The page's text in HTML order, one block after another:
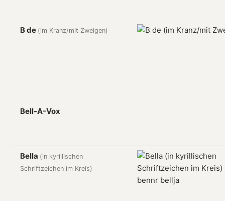
B de (im Kranz/mit Zweigen)
Bell-A-Vox
Bella (in kyrillischen
Schriftzeichen im Kreis)